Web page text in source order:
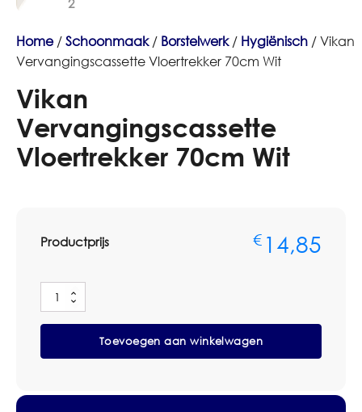
Home/Schoonmaak/ Borstelwerk/ Hygiënisch / Vikan
Vervangingscassette Vloertrekker 70cm Wit
Vikan
Vervangingscassette
Vloertrekker 70cm Wit
Productprijs € 14,85
Vikan
Vervangingscassette
Vloertrekker
Wit
Toevoegen aan winkelwagen